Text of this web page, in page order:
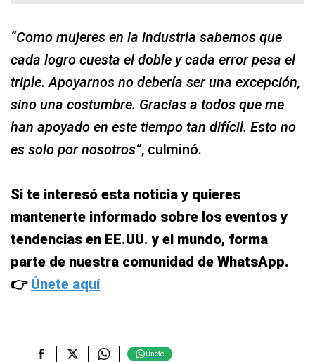
“Como mujeres en la industria sabemos que
cada logro cuesta el doble y cada error pesa el
triple. Apoyarnos no debería ser una excepción,
sino una costumbre. Gracias a todos que me
han apoyado en este tiempo tan difícil. Esto no
es solo por nosotros”, culminó.
Si te interesó esta noticia y quieres
mantenerte informado sobre los eventos y
tendencias en EE.UU. y el mundo, forma
parte de nuestra comunidad de WhatsApp.
👉 Únete aquí
Únete